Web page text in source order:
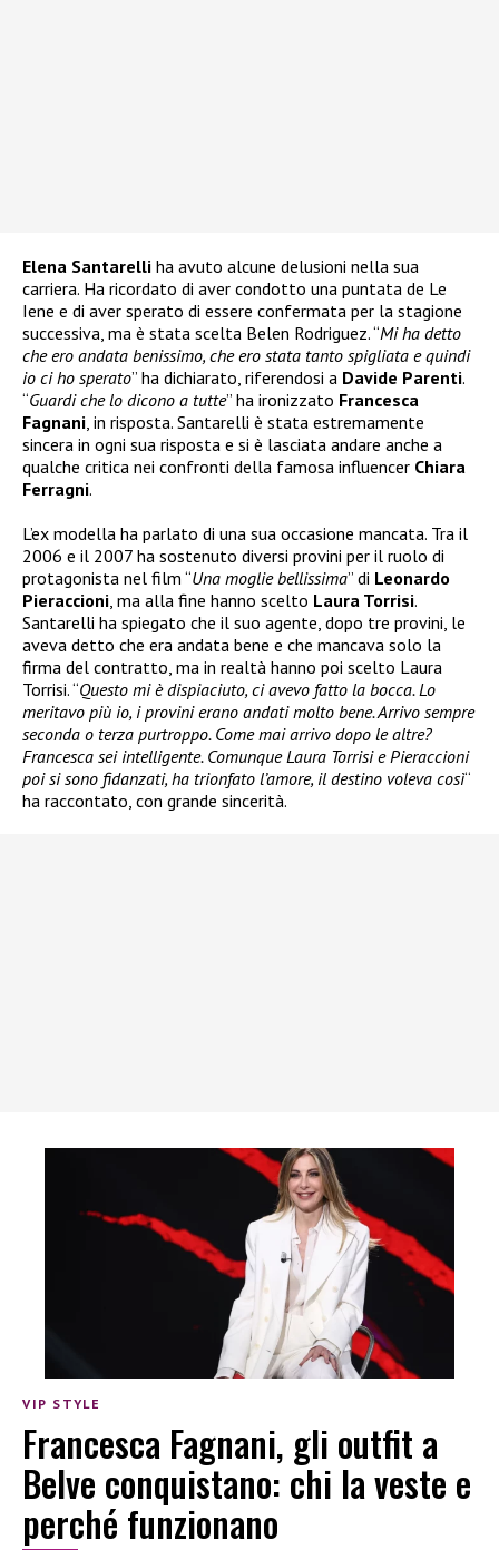
Elena Santarelli ha avuto alcune delusioni nella sua
carriera. Ha ricordato di aver condotto una puntata de Le
Iene e di aver sperato di essere confermata per la stagione
successiva, ma è stata scelta Belen Rodriguez. “Mi ha detto
che ero andata benissimo, che ero stata tanto spigliata e quindi
io ci ho sperato” ha dichiarato, riferendosi a Davide Parenti.
“Guardi che lo dicono a tutte” ha ironizzato Francesca
Fagnani , in risposta. Santarelli è stata estremamente
sincera in ogni sua risposta e si è lasciata andare anche a
qualche critica nei confronti della famosa influencer Chiara
Ferragni.
L’ex modella ha parlato di una sua occasione mancata. Tra il
2006 e il 2007 ha sostenuto diversi provini per il ruolo di
protagonista nel film “Una moglie bellissima” di Leonardo
Pieraccioni , ma alla fine hanno scelto Laura Torrisi.
Santarelli ha spiegato che il suo agente, dopo tre provini, le
aveva detto che era andata bene e che mancava solo la
firma del contratto, ma in realtà hanno poi scelto Laura
Torrisi. “Questo mi è dispiaciuto, ci avevo fatto la bocca. Lo
meritavo più io, i provini erano andati molto bene. Arrivo sempre
seconda o terza purtroppo. Come mai arrivo dopo le altre?
Francesca sei intelligente. Comunque Laura Torrisi e Pieraccioni
poi si sono fidanzati, ha trionfato l’amore, il destino voleva così“
ha raccontato, con grande sincerità.
VIP STYLE
Francesca Fagnani, gli outfit a
Belve conquistano: chi la veste e
perché funzionano